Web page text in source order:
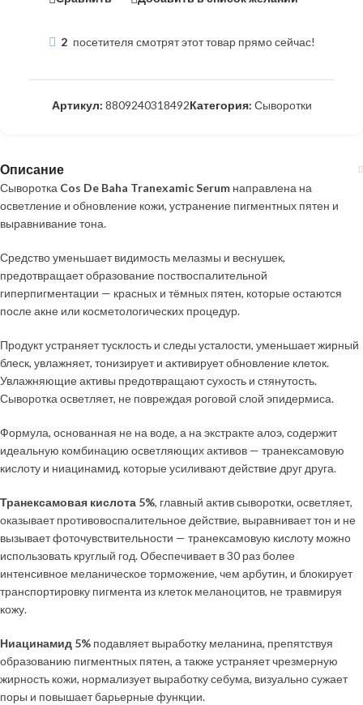
2 посетителя смотрят этот товар прямо сейчас!
Артикул: 8809240318492Категория: Сыворотки
Описание
Сыворотка Cos De Baha Tranexamic Serum направлена на
осветление и обновление кожи, устранение пигментных пятен и
выравнивание тона.
Средство уменьшает видимость мелазмы и веснушек,
предотвращает образование поствоспалительной
гиперпигментации — красных и тёмных пятен, которые остаются
после акне или косметологических процедур.
Продукт устраняет тусклость и следы усталости, уменьшает жирный
блеск, увлажняет, тонизирует и активирует обновление клеток.
Увлажняющие активы предотвращают сухость и стянутость.
Сыворотка осветляет, не повреждая роговой слой эпидермиса.
Формула, основанная не на воде, а на экстракте алоэ, содержит
идеальную комбинацию осветляющих активов — транексамовую
кислоту и ниацинамид, которые усиливают действие друг друга.
Транексамовая кислота 5%, главный актив сыворотки, осветляет,
оказывает противовоспалительное действие, выравнивает тон и не
вызывает фоточувствительности — транексамовую кислоту можно
использовать круглый год. Обеспечивает в 30 раз более
интенсивное меланическое торможение, чем арбутин, и блокирует
транспортировку пигмента из клеток меланоцитов, не травмируя
кожу.
Ниацинамид 5% подавляет выработку меланина, препятствуя
образованию пигментных пятен, а также устраняет чрезмерную
жирность кожи, нормализует выработку себума, визуально сужает
поры и повышает барьерные функции.